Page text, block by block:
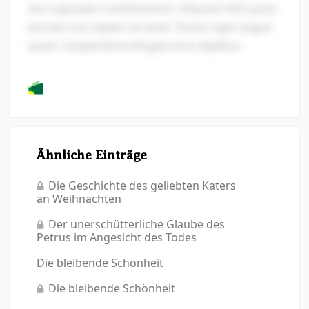
Ähnliche Einträge
Die Geschichte des geliebten Katers
an Weihnachten
Der unerschütterliche Glaube des
Petrus im Angesicht des Todes
Die bleibende Schönheit
Die bleibende Schönheit